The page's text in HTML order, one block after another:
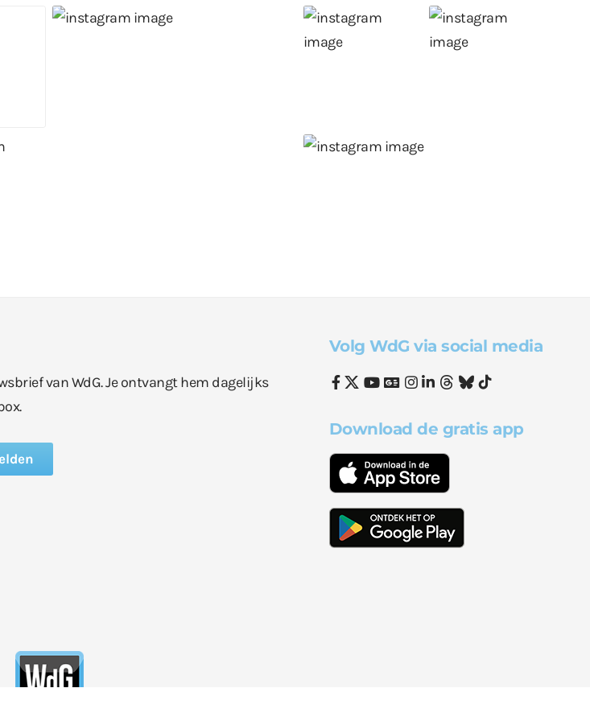
van WdG. Je ontvangt hem dagelijks
Volg WdG via social media
Download de gratis app